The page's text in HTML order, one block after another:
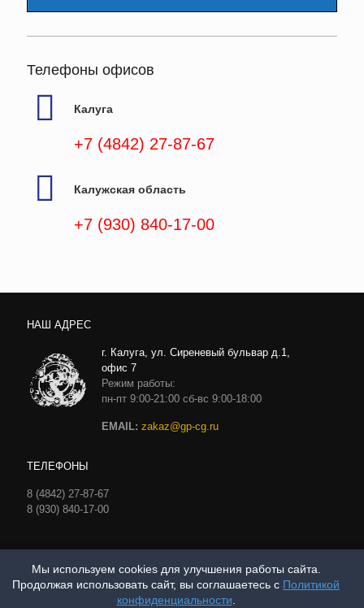
Телефоны офисов
Калуга
+7 (4842) 27-87-67
Калужская область
+7 (930) 840-17-00
НАШ АДРЕС
г. Калуга, ул. Сиреневый бульвар д.1,
офис 7
Режим работы:
пн-пт 9:00-21:00 сб-вс 9:00-18:00
EMAIL: zakaz@gp-cg.ru
ТЕЛЕФОНЫ
8 (4842) 27-87-67
8 (930) 840-17-00
Политика конфиденциальности
Мы используем cookies для улучшения работы сайта.
Продолжая использовать сайт, вы соглашаетесь с Политикой
конфиденциальности